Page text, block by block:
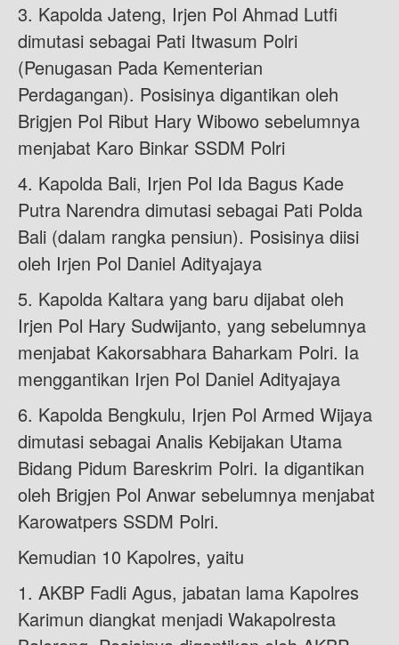
3. Kapolda Jateng, Irjen Pol Ahmad Lutfi
dimutasi sebagai Pati Itwasum Polri
(Penugasan Pada Kementerian
Perdagangan). Posisinya digantikan oleh
Brigjen Pol Ribut Hary Wibowo sebelumnya
menjabat Karo Binkar SSDM Polri
4. Kapolda Bali, Irjen Pol Ida Bagus Kade
Putra Narendra dimutasi sebagai Pati Polda
Bali (dalam rangka pensiun). Posisinya diisi
oleh Irjen Pol Daniel Adityajaya
5. Kapolda Kaltara yang baru dijabat oleh
Irjen Pol Hary Sudwijanto, yang sebelumnya
menjabat Kakorsabhara Baharkam Polri. Ia
menggantikan Irjen Pol Daniel Adityajaya
6. Kapolda Bengkulu, Irjen Pol Armed Wijaya
dimutasi sebagai Analis Kebijakan Utama
Bidang Pidum Bareskrim Polri. Ia digantikan
oleh Brigjen Pol Anwar sebelumnya menjabat
Karowatpers SSDM Polri.
Kemudian 10 Kapolres, yaitu
1. AKBP Fadli Agus, jabatan lama Kapolres
Karimun diangkat menjadi Wakapolresta